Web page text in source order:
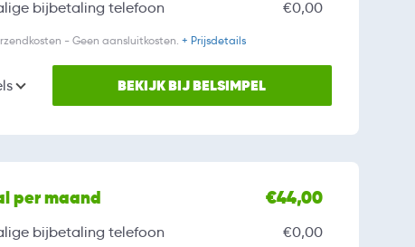
bijbetaling telefoon €0,00
- Geen aansluitkosten. + Prijsdetails
BEKIJK BIJ BELSIMPEL
per maand €44,00
bijbetaling telefoon €0,00